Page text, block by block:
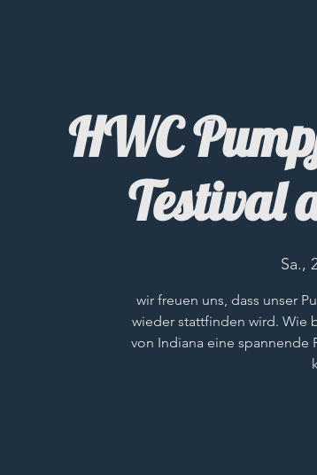
HWC
Testival
Sa.,
wir freuen uns, dass unser
wieder stattfinden wird. Wie
von Indiana eine